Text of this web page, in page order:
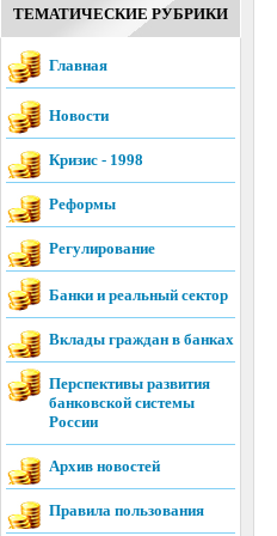
ТЕМАТИЧЕСКИЕ РУБРИКИ
Главная
Новости
Кризис - 1998
Реформы
Регулирование
Банки и реальный сектор
Вклады граждан в банках
Перспективы развития
банковской системы
России
Архив новостей
Правила пользования